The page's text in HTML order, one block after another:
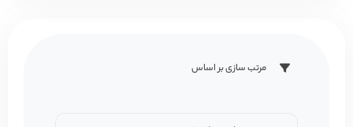
مرتب سازی بر اساس